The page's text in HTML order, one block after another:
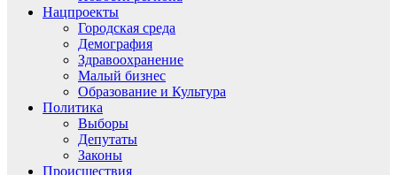
Нацпроекты
Городская среда
Демография
Здравоохранение
Малый бизнес
Образование и Культура
Политика
Выборы
Депутаты
Законы
Происшествия